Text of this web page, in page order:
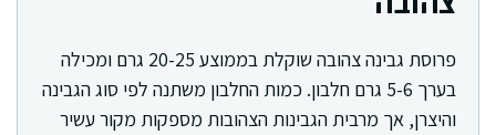
פרוסת גבינה צהובה שוקלת בממוצע 20-25 גרם ומכילה
בערך 5-6 גרם חלבון. כמות החלבון משתנה לפי סוג הגבינה
והיצרן, אך מרבית הגבינות הצהובות מספקות מקור עשיר